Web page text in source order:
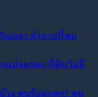
นเวลา คำถามที่พบ
แบ่งมรดก ที่ดิน ไม่มี
มาง คนรับมรดก? คน